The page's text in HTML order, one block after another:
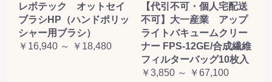
レボテック オットセイ
ブラシHP（ハンドポリッ
シャー用ブラシ）
￥16,940 ～ ￥18,480
【代引不可・個人宅配送
不可】大一産業 アップ
ライトバキュームクリー
ナー FPS-12GE/合成繊維
フィルターバッグ10枚入
￥3,850 ～ ￥67,100